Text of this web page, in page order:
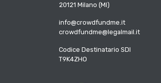
20121 Milano (MI)
info@crowdfundme.it
crowdfundme@legalmail.it
Codice Destinatario SDI
T9K4ZHO